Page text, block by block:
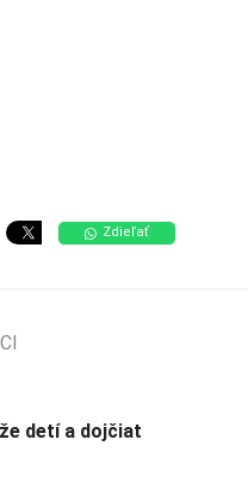
Zdieľať
detí a dojčiat